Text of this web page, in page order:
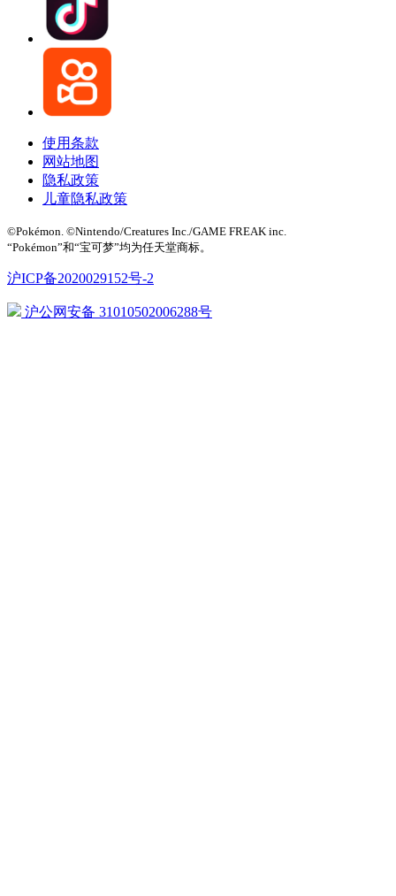
使用条款
网站地图
隐私政策
儿童隐私政策
©Pokémon. ©Nintendo/Creatures Inc./GAME FREAK inc.
“Pokémon”和“宝可梦”均为任天堂商标。
沪ICP备2020029152号-2
沪公网安备 31010502006288号